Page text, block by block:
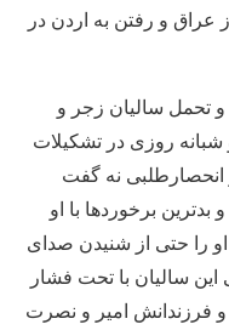
عراق و رفتن به اردن در
و تحمل سالیان زجر و
شبانه روزی در تشکیلات
انحصارطلبی نه گفت
برخوردها با او
رجوی بیش از 20 سال او را حتی از شنیدن صدای
سالیان با تحت فشار
فرزندانش امیر و نصرت